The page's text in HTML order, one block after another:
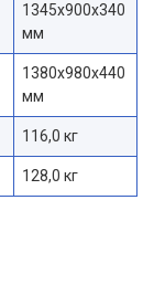
1345х900х340
мм
1380х980х440
мм
116,0 кг
128,0 кг